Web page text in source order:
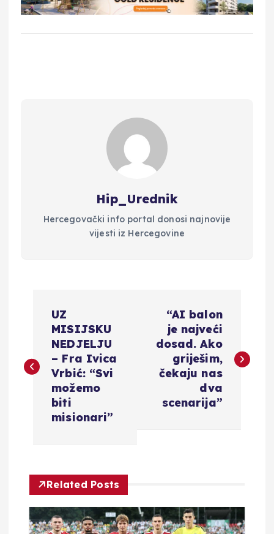
Hip_Urednik
Hercegovački info portal donosi najnovije
vijesti iz Hercegovine
v
c
UZ
MISIJSKU
NEDJELJU
– Fra Ivica
Vrbić: “Svi
možemo
biti
misionari”
“AI balon
je najveći
dosad. Ako
griješim,
čekaju nas
dva
scenarija”
Related Posts